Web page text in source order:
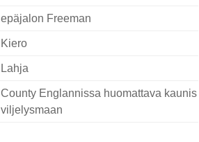
epäjalon Freeman
Kiero
Lahja
County Englannissa huomattava kaunis
viljelysmaan